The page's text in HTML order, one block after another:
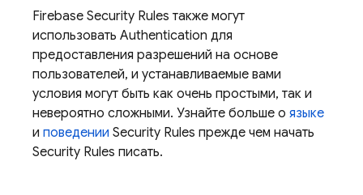
Firebase Security Rules также могут
использовать Authentication для
предоставления разрешений на основе
пользователей, и устанавливаемые вами
условия могут быть как очень простыми, так и
невероятно сложными. Узнайте больше о языке
и поведении Security Rules прежде чем начать
Security Rules писать.